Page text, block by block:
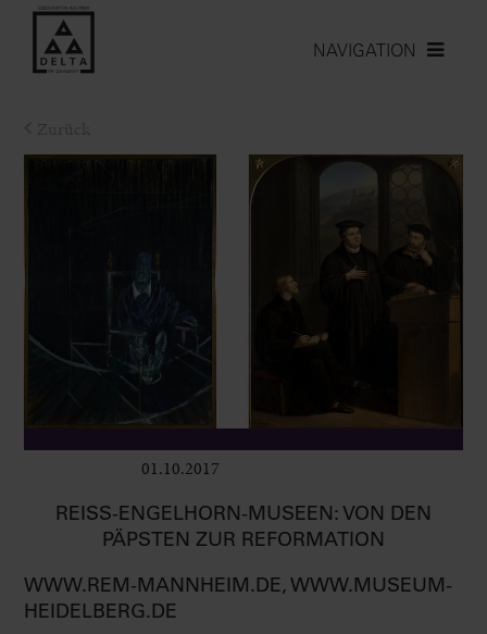
NAVIGATION
01.10.2017
REISS-ENGELHORN-MUSEEN: VON DEN
PÄPSTEN ZUR REFORMATION
WWW.REM-MANNHEIM.DE, WWW.MUSEUM-
HEIDELBERG.DE